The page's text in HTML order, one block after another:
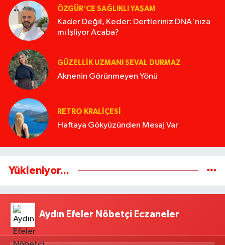
ÖZGÜR'CE SAĞLIKLI YAŞAM
Kader Değil, Keder: Dertleriniz DNA'nıza
mı İşliyor Acaba?
GÜZELLIK UZMANI SEVAL DURMAZ
Aknenin Görünmeyen Yönü
RETRO KRALIÇESI
Haftaya Gökyüzünden Mesaj Var
Yükleniyor...
Aydın Efeler Nöbetçi Eczaneler